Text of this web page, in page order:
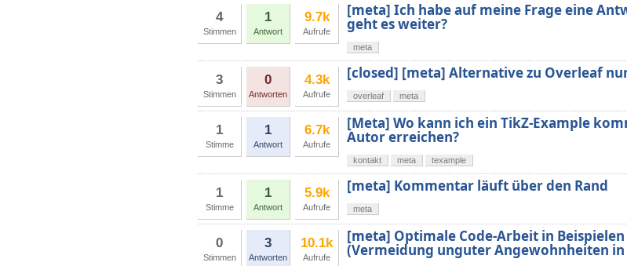
4
Stimmen
1
Antwort
9.7k
Aufrufe
[meta] Ich habe auf meine Frage eine
geht es weiter?
meta
3
Stimmen
0
Antworten
4.3k
Aufrufe
[closed] [meta] Alternative zu Overleaf
overleaf meta
1
Stimme
1
Antwort
6.7k
Aufrufe
[Meta] Wo kann ich ein TikZ-Example
Autor erreichen?
kontakt meta texample
1
Stimme
1
Antwort
5.9k
Aufrufe
[meta] Kommentar läuft über den Rand
meta
0
Stimmen
3
Antworten
10.1k
Aufrufe
[meta] Optimale Code-Arbeit in
(Vermeidung unguter Angewohnheiten in